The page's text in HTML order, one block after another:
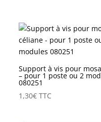
Support à vis pour
– pour 1 poste ou 2
080251
1,30€ TTC